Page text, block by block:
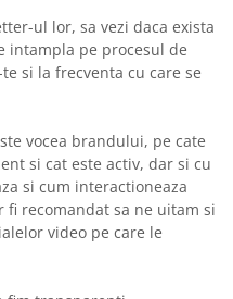
ul lor, sa vezi daca exista
intampla pe procesul de
si la frecventa cu care se
vocea brandului, pe cate
si cat este activ, dar si cu
si cum interactioneaza
recomandat sa ne uitam si
video pe care le